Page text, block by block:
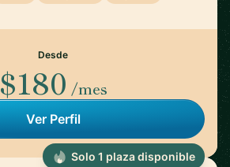
Desde
$180 /mes
Ver Perfil
Solo 1 plaza disponible